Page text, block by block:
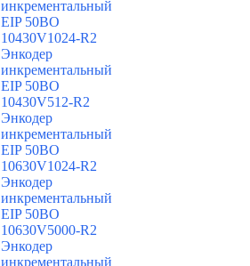
инкрементальный
EIP 50BO
10430V1024-R2
Энкодер
инкрементальный
EIP 50BO
10430V512-R2
Энкодер
инкрементальный
EIP 50BO
10630V1024-R2
Энкодер
инкрементальный
EIP 50BO
10630V5000-R2
Энкодер
инкрементальный